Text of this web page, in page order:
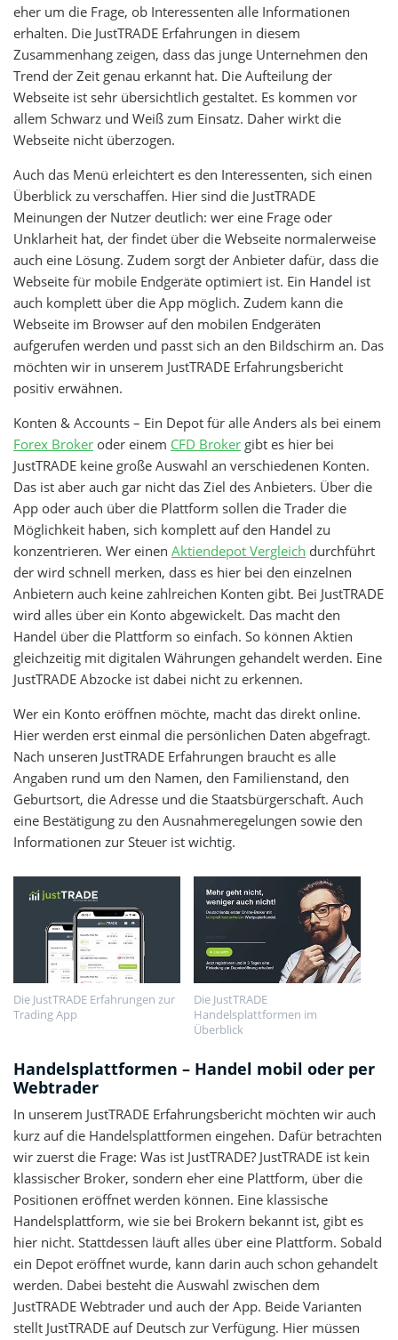
hoch
hoch
Show more entries
1 Stern
eher um die Frage, ob Interessenten alle Informationen
erhalten. Die JustTRADE Erfahrungen in diesem
Zusammenhang zeigen, dass das junge Unternehmen den
Trend der Zeit genau erkannt hat. Die Aufteilung der
Webseite ist sehr übersichtlich gestaltet. Es kommen vor
allem Schwarz und Weiß zum Einsatz. Daher wirkt die
Webseite nicht überzogen.
Auch das Menü erleichtert es den Interessenten, sich einen
Überblick zu verschaffen. Hier sind die JustTRADE
Meinungen der Nutzer deutlich: wer eine Frage oder
Unklarheit hat, der findet über die Webseite normalerweise
auch eine Lösung. Zudem sorgt der Anbieter dafür, dass die
Webseite für mobile Endgeräte optimiert ist. Ein Handel ist
auch komplett über die App möglich. Zudem kann die
Webseite im Browser auf den mobilen Endgeräten
aufgerufen werden und passt sich an den Bildschirm an. Das
möchten wir in unserem JustTRADE Erfahrungsbericht
positiv erwähnen.
Konten & Accounts – Ein Depot für alle Anders als bei einem
Forex Broker oder einem CFD Broker gibt es hier bei
JustTRADE keine große Auswahl an verschiedenen Konten.
Das ist aber auch gar nicht das Ziel des Anbieters. Über die
App oder auch über die Plattform sollen die Trader die
Möglichkeit haben, sich komplett auf den Handel zu
konzentrieren. Wer einen Aktiendepot Vergleich durchführt
der wird schnell merken, dass es hier bei den einzelnen
Anbietern auch keine zahlreichen Konten gibt. Bei JustTRADE
wird alles über ein Konto abgewickelt. Das macht den
Handel über die Plattform so einfach. So können Aktien
gleichzeitig mit digitalen Währungen gehandelt werden. Eine
JustTRADE Abzocke ist dabei nicht zu erkennen.
Wer ein Konto eröffnen möchte, macht das direkt online.
Hier werden erst einmal die persönlichen Daten abgefragt.
Nach unseren JustTRADE Erfahrungen braucht es alle
Angaben rund um den Namen, den Familienstand, den
Geburtsort, die Adresse und die Staatsbürgerschaft. Auch
eine Bestätigung zu den Ausnahmeregelungen sowie den
Informationen zur Steuer ist wichtig.
Die JustTRADE Erfahrungen zur
Trading App
Die JustTRADE
Handelsplattformen im
Überblick
Handelsplattformen – Handel mobil oder per
Webtrader
In unserem JustTRADE Erfahrungsbericht möchten wir auch
kurz auf die Handelsplattformen eingehen. Dafür betrachten
wir zuerst die Frage: Was ist JustTRADE? JustTRADE ist kein
klassischer Broker, sondern eher eine Plattform, über die
Positionen eröffnet werden können. Eine klassische
Handelsplattform, wie sie bei Brokern bekannt ist, gibt es
hier nicht. Stattdessen läuft alles über eine Plattform. Sobald
ein Depot eröffnet wurde, kann darin auch schon gehandelt
werden. Dabei besteht die Auswahl zwischen dem
JustTRADE Webtrader und auch der App. Beide Varianten
stellt JustTRADE auf Deutsch zur Verfügung. Hier müssen